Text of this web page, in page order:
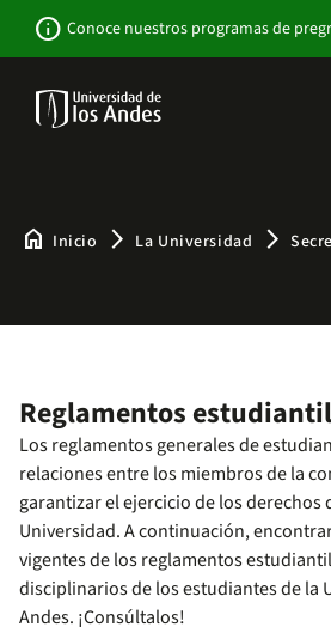
contenido
info Conoce nuestros programas de
home Inicio arrow_forward_ios La Universidad arrow_forward_ios
Reglamentos
Los reglamentos generales de
relaciones entre los miembros de la
garantizar el ejercicio de los derechos
Universidad. A continuación,
vigentes de los reglamentos
disciplinarios de los estudiantes de la
Andes. ¡Consúltalos!